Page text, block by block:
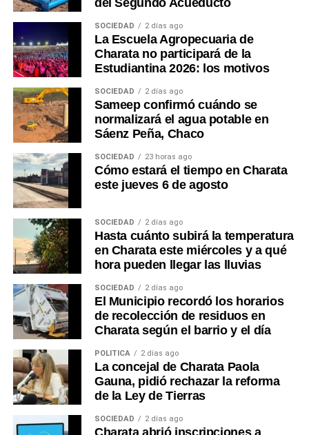
del Segundo Acueducto
SOCIEDAD 2 días ago
La Escuela Agropecuaria de
Charata no participará de la
Estudiantina 2026: los motivos
SOCIEDAD 2 días ago
Sameep confirmó cuándo se
normalizará el agua potable en
Sáenz Peña, Chaco
SOCIEDAD 23 horas ago
Cómo estará el tiempo en Charata
este jueves 6 de agosto
SOCIEDAD 2 días ago
Hasta cuánto subirá la temperatura
en Charata este miércoles y a qué
hora pueden llegar las lluvias
SOCIEDAD 2 días ago
El Municipio recordó los horarios
de recolección de residuos en
Charata según el barrio y el día
POLÍTICA 2 días ago
La concejal de Charata Paola
Gauna, pidió rechazar la reforma
de la Ley de Tierras
SOCIEDAD 2 días ago
Charata abrió inscripciones a